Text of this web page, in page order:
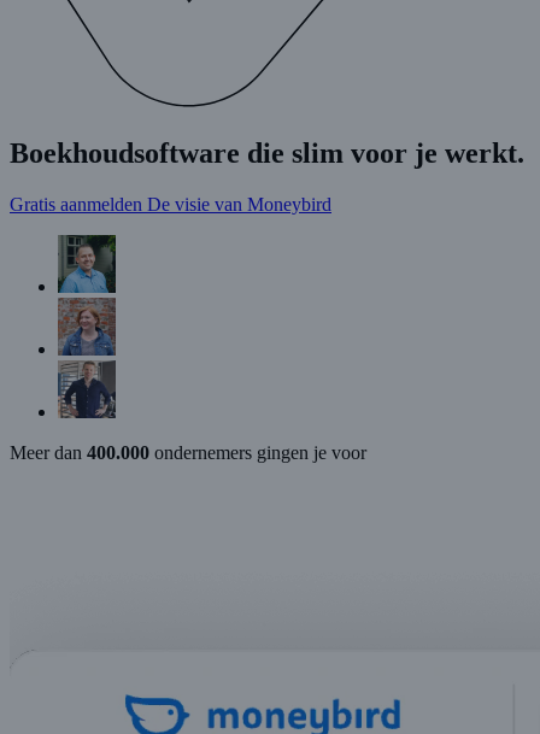
Boekhoudsoftware die slim voor je werkt.
Gratis aanmelden De visie van Moneybird
Meer dan 400.000 ondernemers gingen je voor